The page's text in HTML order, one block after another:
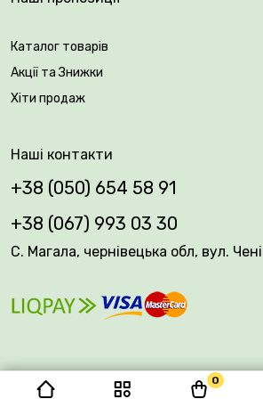
0
зволожувати ґрунт. Узимку
разі замерзання рослини швидко
🌹 Чудово підходить як для
в контейнерах. Троянда обов'язково
Вік саджанця: 2 роки.
Упакування: закрита коренева
Каталог товарів
Акції та Знижки
Хіти продаж
Наші контакти
+38 (050) 654 58 91
+38 (067) 993 03 30
С. Магала, чернівецька обл, вул.